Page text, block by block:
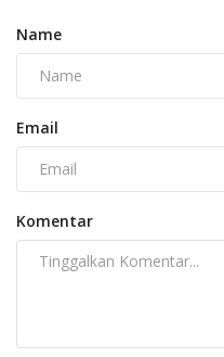
Name
Email
Komentar